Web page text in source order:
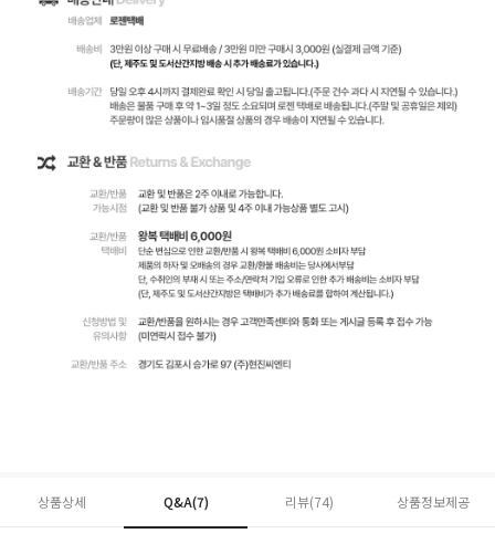
상품상세 Q&A(7) 리뷰(74) 상품정보제공